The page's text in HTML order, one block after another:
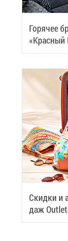
Го­ря­чее
«Крас­ный
Скид­ки и
даж